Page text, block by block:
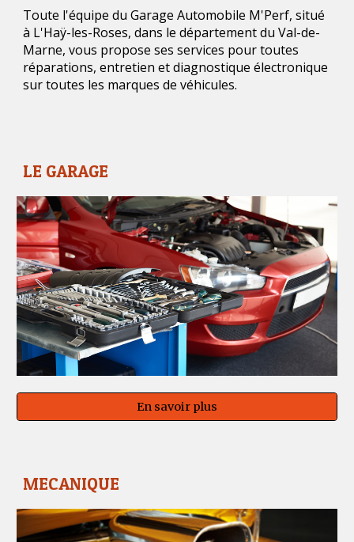
Toute l'équipe du Garage Automobile M'Perf, situé
à L'Haÿ-les-Roses, dans le département du Val-de-
Marne, vous propose ses services pour toutes
réparations, entretien et diagnostique électronique
sur toutes les marques de véhicules.
LE GARAGE
En savoir plus
MECANIQUE